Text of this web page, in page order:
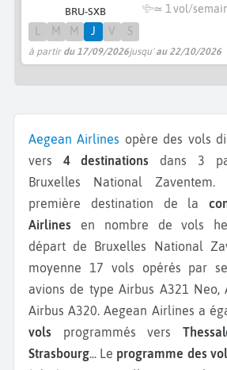
BRU-SXB ≃ 1 vol/
à partir du 17/09/2026jusqu'au 22/10/2026
L M M J V S
Aegean Airlines opère des vols
vers 4 destinations dans 3
Bruxelles National Zaventem.
première destination de la
Airlines en nombre de vols
départ de Bruxelles National
moyenne 17 vols opérés par
avions de type Airbus A321 Neo,
Airbus A320.Aegean Airlines a
vols programmés vers
Strasbourg... Le programme des